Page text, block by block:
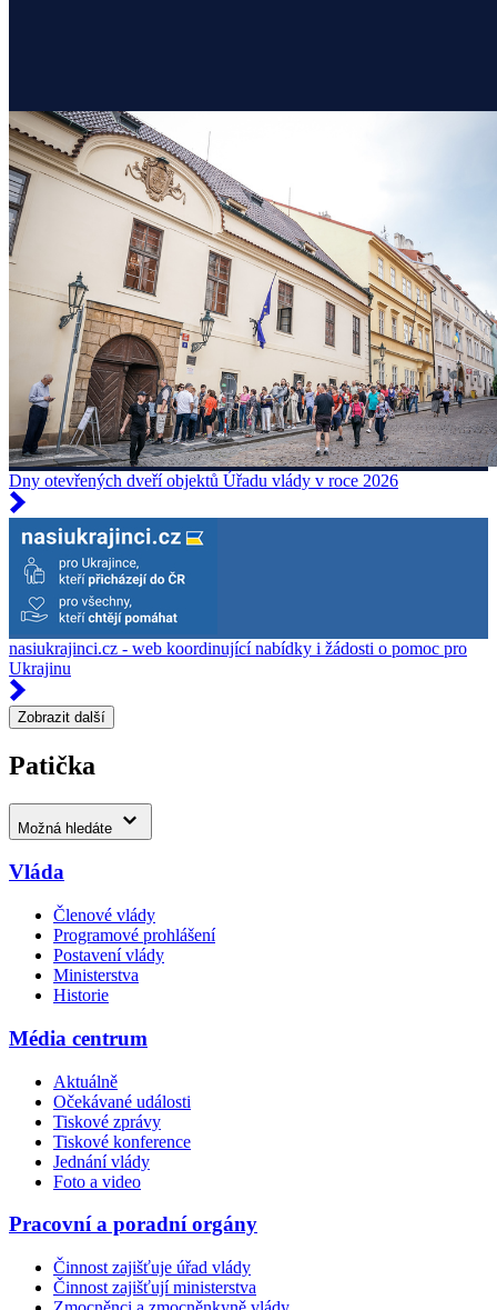
Dny otevřených dveří objektů Úřadu vlády v roce 2026
nasiukrajinci.cz - web koordinující nabídky i žádosti o pomoc pro
Ukrajinu
Zobrazit další
Patička
Možná hledáte
Vláda
Členové vlády
Programové prohlášení
Postavení vlády
Ministerstva
Historie
Média centrum
Aktuálně
Očekávané události
Tiskové zprávy
Tiskové konference
Jednání vlády
Foto a video
Pracovní a poradní orgány
Činnost zajišťuje úřad vlády
Činnost zajišťují ministerstva